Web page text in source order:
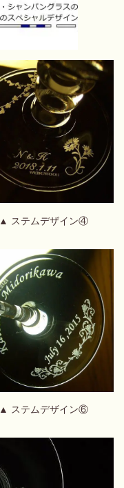
▲ ステムデザイン④
▲ ステムデザイン⑥